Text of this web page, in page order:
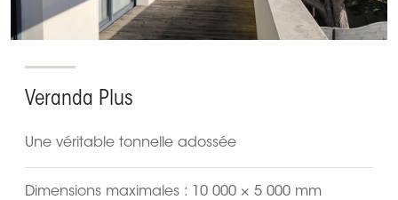
Veranda Plus
Une véritable tonnelle adossée
Dimensions maximales : 10 000 × 5 000 mm